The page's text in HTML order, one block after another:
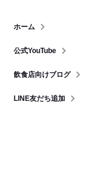
ホーム
公式YouTube
飲食店向けブログ
LINE友だち追加